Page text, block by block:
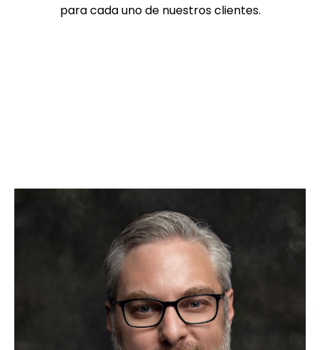
para cada uno de nuestros clientes.